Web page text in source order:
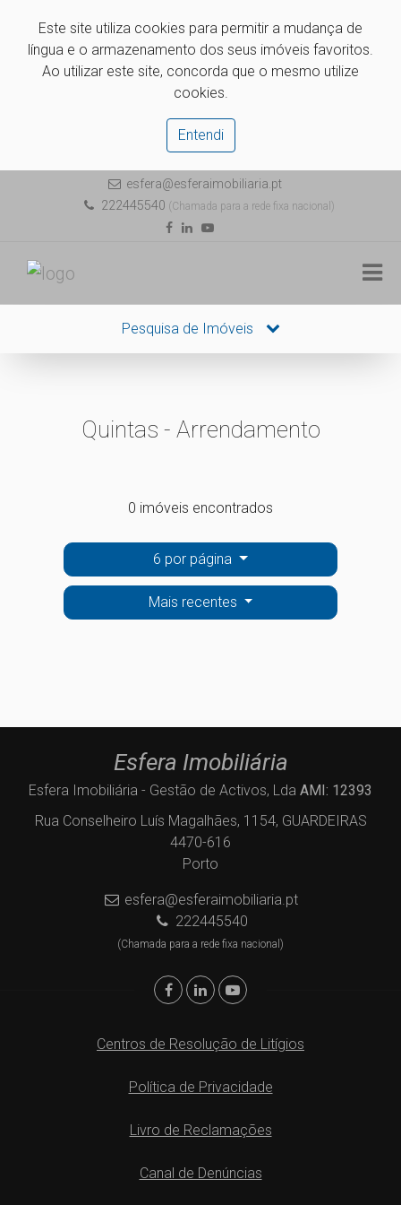
Este site utiliza cookies para permitir a mudança de
língua e o armazenamento dos seus imóveis favoritos.
Ao utilizar este site, concorda que o mesmo utilize
cookies.
Entendi
esfera@esferaimobiliaria.pt
222445540 (Chamada para a rede fixa nacional)
Pesquisa de Imóveis
Quintas - Arrendamento
0 imóveis encontrados
6 por página
Mais recentes
Esfera Imobiliária
Esfera Imobiliária - Gestão de Activos, Lda AMI: 12393
Rua Conselheiro Luís Magalhães, 1154, GUARDEIRAS
4470-616
Porto
esfera@esferaimobiliaria.pt
222445540
(Chamada para a rede fixa nacional)
Centros de Resolução de Litígios
Política de Privacidade
Livro de Reclamações
Canal de Denúncias